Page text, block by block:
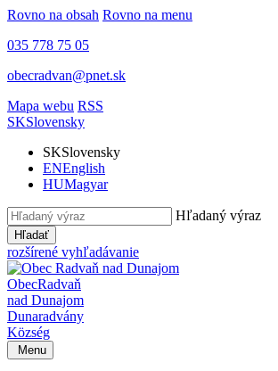
Rovno na obsah Rovno na menu
035 778 75 05
obecradvan@pnet.sk
Mapa webu RSS
SKSlovensky
SKSlovensky
ENEnglish
HUMagyar
Hľadaný výraz
Hľadať
rozšírené vyhľadávanie
ObecRadvaň
nad Dunajom
Dunaradvány
Község
Menu